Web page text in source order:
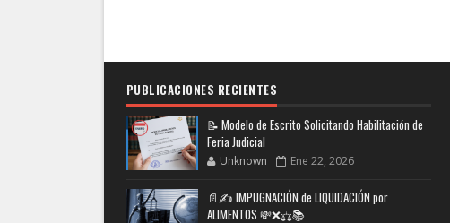
PUBLICACIONES RECIENTES
📝 Modelo de Escrito Solicitando Habilitación de
Feria Judicial
Unknown Ene 22, 2026
📄✍️ IMPUGNACIÓN de LIQUIDACIÓN por
ALIMENTOS 💸❌⚖️📚